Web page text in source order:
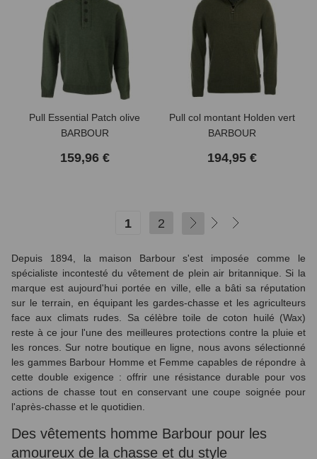
Pull Essential Patch olive
BARBOUR
159,96 €
Pull col montant Holden vert
BARBOUR
194,95 €
1 2 SUIVANT
Depuis 1894, la maison Barbour s'est imposée comme le
spécialiste incontesté du vêtement de plein air britannique. Si la
marque est aujourd'hui portée en ville, elle a bâti sa réputation
sur le terrain, en équipant les gardes-chasse et les agriculteurs
face aux climats rudes. Sa célèbre toile de coton huilé (Wax)
reste à ce jour l'une des meilleures protections contre la pluie et
les ronces. Sur notre boutique en ligne, nous avons sélectionné
les gammes Barbour Homme et Femme capables de répondre à
cette double exigence : offrir une résistance durable pour vos
actions de chasse tout en conservant une coupe soignée pour
l'après-chasse et le quotidien.
Des vêtements homme Barbour pour les
amoureux de la chasse et du style